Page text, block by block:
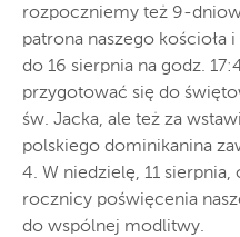
rozpoczniemy też 9-
patrona naszego kościoła
do 16 sierpnia na godz.
przygotować się do
św. Jacka, ale też za
polskiego dominikanina
4. W niedzielę, 11
rocznicy poświęcenia
do wspólnej modlitwy.